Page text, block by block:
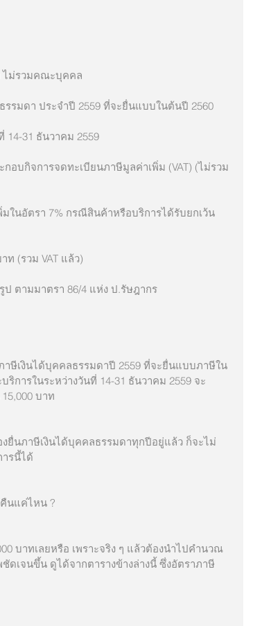
ดา ไม่รวมคณะบุคคล
คคลธรรมดา ประจำปี 2559 ที่จะยื่นแบบในต้นปี 2560
นที่ 14-31 ธันวาคม 2559
บาท (รวม VAT แล้ว)
มรูป ตามมาตรา 86/4 แห่ง ป.รัษฎากร
การในระหว่างวันที่ 14-31 ธันวาคม 2559 จะ
บาท
รนี้ได้
นแค่ไหน ?
เจนขึ้น ดูได้จากตารางข้างล่างนี้ ซึ่งอัตราภาษี